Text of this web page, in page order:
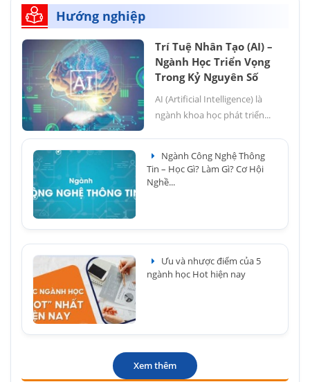
Hướng nghiệp
Trí Tuệ Nhân Tạo (AI) –
Ngành Học Triển Vọng
Trong Kỷ Nguyên Số
AI (Artificial Intelligence) là
ngành khoa học phát triển...
Ngành Công Nghệ Thông
Tin – Học Gì? Làm Gì? Cơ Hội
Nghề...
Ưu và nhược điểm của 5
ngành học Hot hiện nay
Xem thêm